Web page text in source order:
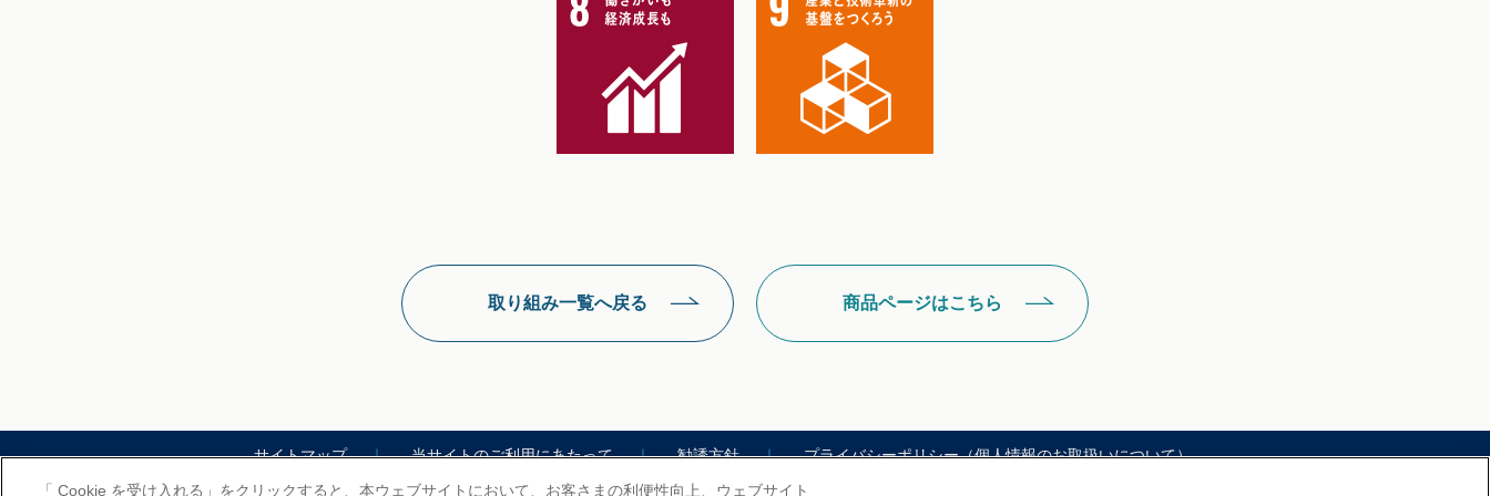
取り組み一覧へ戻る 商品ページはこちら
サイトマップ 当サイトのご利用にあたって 勧誘方針 プライバシーポリシー（個人情報のお取扱いについて）
「 Cookie を受け入れる」をクリックすると、本ウェブサイトにおいて、お客さまの利便性向上、ウェブサイト